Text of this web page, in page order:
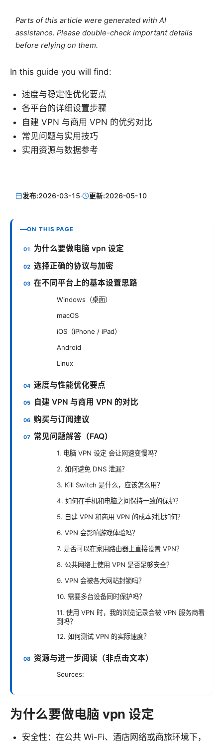
Parts of this article were generated with AI
assistance. Please double-check important details
before relying on them.
In this guide you will find:
速度与稳定性优化要点
各平台的详细设置步骤
自建 VPN 与商用 VPN 的优劣对比
常见问题与实用技巧
实用资源与数据参考
发布:2026-03-15· 更新:2026-05-10
ON THIS PAGE
为什么要做电脑 vpn 设定
选择正确的协议与加密
在不同平台上的基本设置思路
Windows（桌面）
macOS
iOS（iPhone / iPad）
Android
Linux
速度与性能优化要点
自建 VPN 与商用 VPN 的对比
购买与订阅建议
常见问题解答（FAQ）
1. 电脑 VPN 设定 会让网速变慢吗？
2. 如何避免 DNS 泄漏？
3. Kill Switch 是什么，应该怎么用？
4. 如何在手机和电脑之间保持一致的保护？
5. 自建 VPN 和商用 VPN 的成本对比如何？
6. VPN 会影响游戏体验吗？
7. 是否可以在家用路由器上直接设置 VPN？
8. 公共网络上使用 VPN 是否足够安全？
9. VPN 会被各大网站封锁吗？
10. 需要多台设备同时保护吗？
11. 使用 VPN 时，我的浏览记录会被 VPN 服务商看
到吗？
12. 如何测试 VPN 的实际速度？
资源与进一步阅读（非点击文本）
Sources:
为什么要做电脑 vpn 设定
安全性：在公共 Wi-Fi、酒店网络或商旅环境下，